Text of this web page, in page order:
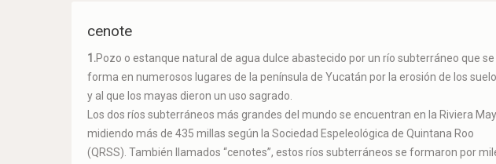
cenote
1.Pozo o estanque natural de agua dulce abastecido por un río subterráneo que se
forma en numerosos lugares de la península de Yucatán por la erosión de los
y al que los mayas dieron un uso sagrado.
Los dos ríos subterráneos más grandes del mundo se encuentran en la Riviera
midiendo más de 435 millas según la Sociedad Espeleológica de Quintana Roo
(QRSS). También llamados “cenotes”, estos ríos subterráneos se formaron por